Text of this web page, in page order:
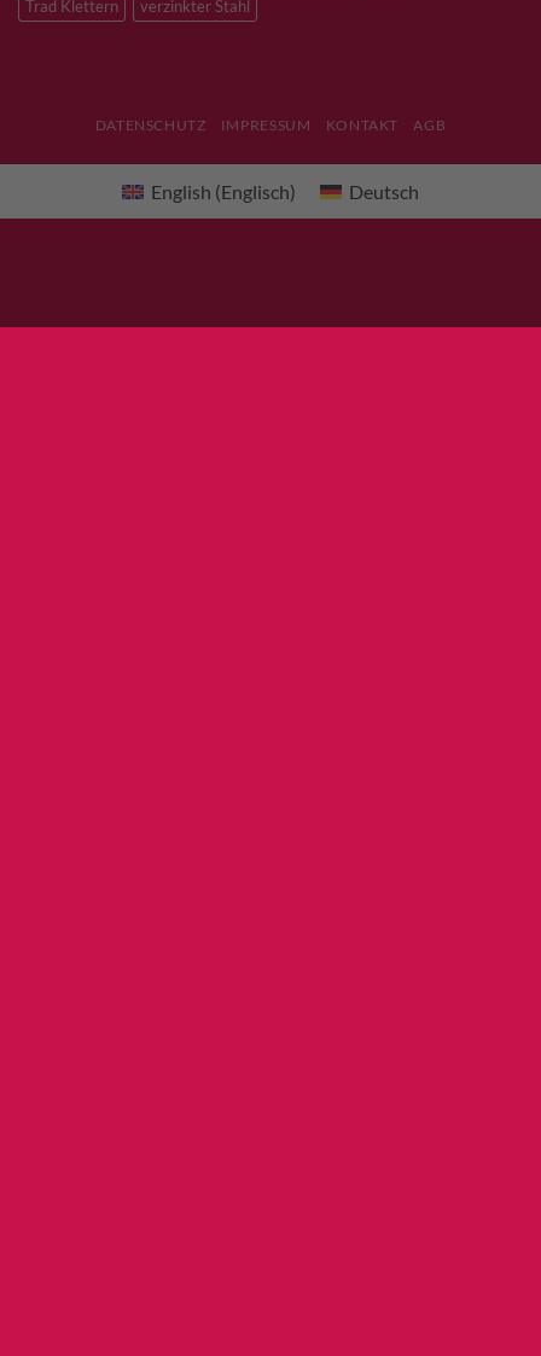
Trad Klettern
verzinkter Stahl
DATENSCHUTZ IMPRESSUM KONTAKT AGB
English (Englisch) Deutsch